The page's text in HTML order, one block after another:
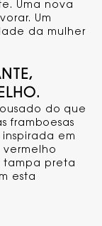
Uma nova
Um
da mulher
do que
framboesas
em
vermelho
tampa preta
esta